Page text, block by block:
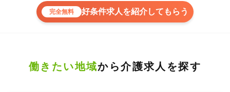
完全無料 好条件求人を紹介してもらう
働きたい地域から介護求人を探す